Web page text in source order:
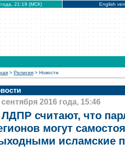
21:19 (МСК) English
> Религия > Новости
сентября 2016 года, 15:46
считают, что
могут
исламские